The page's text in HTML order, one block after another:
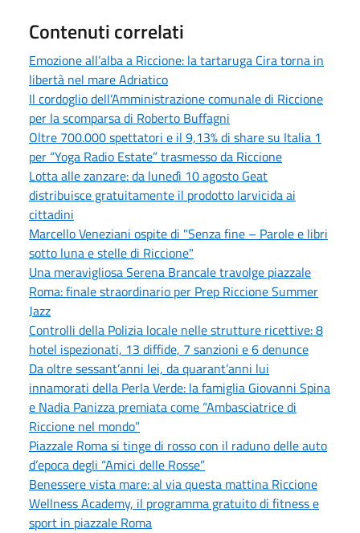
Contenuti correlati
Emozione all’alba a Riccione: la tartaruga Cira torna in
libertà nel mare Adriatico
Il cordoglio dell’Amministrazione comunale di Riccione
per la scomparsa di Roberto Buffagni
Oltre 700.000 spettatori e il 9,13% di share su Italia 1
per “Yoga Radio Estate” trasmesso da Riccione
Lotta alle zanzare: da lunedì 10 agosto Geat
distribuisce gratuitamente il prodotto larvicida ai
cittadini
Marcello Veneziani ospite di "Senza fine – Parole e libri
sotto luna e stelle di Riccione"
Una meravigliosa Serena Brancale travolge piazzale
Roma: finale straordinario per Prep Riccione Summer
Jazz
Controlli della Polizia locale nelle strutture ricettive: 8
hotel ispezionati, 13 diffide, 7 sanzioni e 6 denunce
Da oltre sessant’anni lei, da quarant’anni lui
innamorati della Perla Verde: la famiglia Giovanni Spina
e Nadia Panizza premiata come “Ambasciatrice di
Riccione nel mondo”
Piazzale Roma si tinge di rosso con il raduno delle auto
d’epoca degli “Amici delle Rosse”
Benessere vista mare: al via questa mattina Riccione
Wellness Academy, il programma gratuito di fitness e
sport in piazzale Roma